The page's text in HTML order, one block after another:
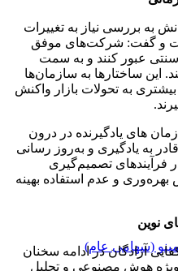
(سهامی عام)
به بررسی نیاز به تغییرات
و گفت: شرکت‌های موفق
سنتی عبور کنند و به سمت
این ساختارها به سازمان‌ها
به تحولات بازار واکنش
های یادگیرنده در درون
به یادگیری و به‌روز رسانی
فرآیندهای تصمیم‌گیری
و عدم استفاده بهینه
نوین
آزادگان در ادامه سخنان
هوش مصنوعی و تحلیل